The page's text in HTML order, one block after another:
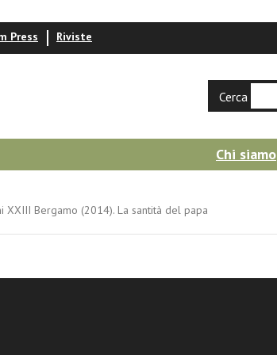
Press Riviste
Cerca
Chi siamo
XXIII Bergamo (2014). La santità del papa